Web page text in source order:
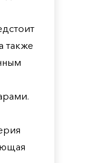
также